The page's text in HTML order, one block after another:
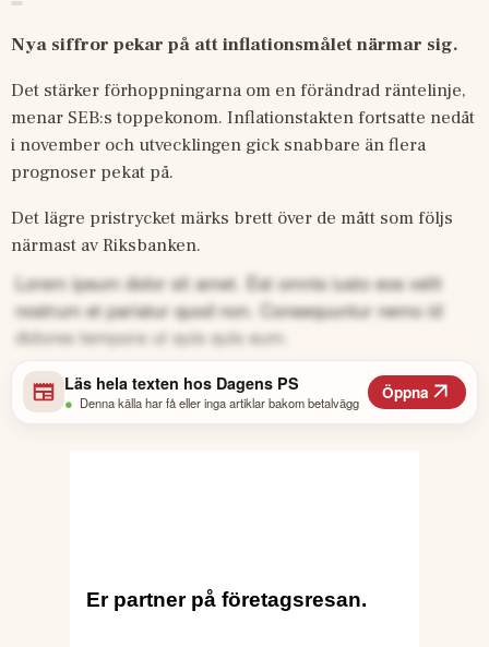
Nya siffror pekar på att inflationsmålet närmar sig.
Det stärker förhoppningarna om en förändrad räntelinje,
menar SEB:s toppekonom. Inflationstakten fortsatte nedåt
i november och utvecklingen gick snabbare än flera
prognoser pekat på.
Det lägre pristrycket märks brett över de mått som följs
närmast av Riksbanken.
Lorem ipsum dolor sit amet. Est omnis iusto eos velit
nostrum et pariatur quod non. Consequuntur nemo id
dolores tempora ut quis quis eum.
Läs hela texten hos Dagens PS
• Denna källa har få eller inga artiklar bakom betalvägg
Öppna